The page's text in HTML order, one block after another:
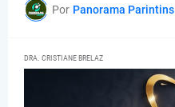
Por Panorama Parintins
DRA. CRISTIANE BRELAZ